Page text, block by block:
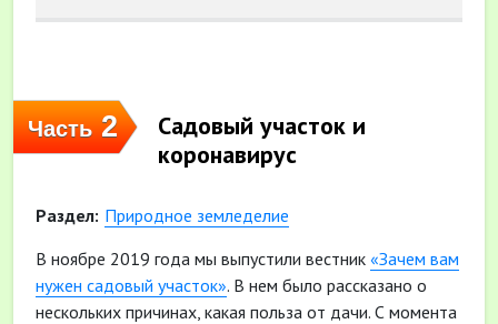
Часть2
Садовый участок и
коронавирус
Раздел: Природное земледелие
В ноябре 2019 года мы выпустили вестник «Зачем вам
нужен садовый участок». В нем было рассказано о
нескольких причинах, какая польза от дачи. С момента